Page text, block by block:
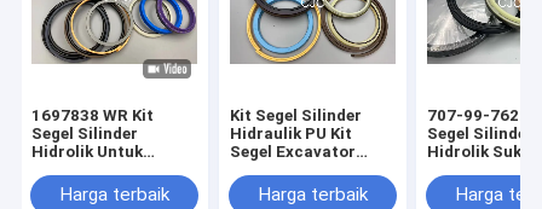
1697838 WR Kit
Segel Silinder
Hidrolik Untuk
80 Derajat
Harga terbaik
Kit Segel Silinder
Hidraulik PU Kit
Segel Excavator
Tinggi Dan Rendah
Harga terbaik
707-99-76260
Segel Silinder
Hidrolik Suku
Harga